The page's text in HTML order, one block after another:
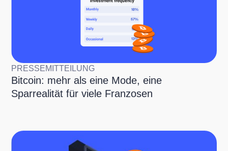
PRESSEMITTEILUNG
Bitcoin: mehr als eine Mode, eine
Sparrealität für viele Franzosen